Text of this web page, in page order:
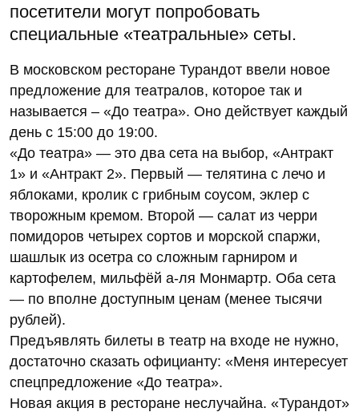
посетители могут попробовать
специальные «театральные» сеты.
В московском ресторане Турандот ввели новое
предложение для театралов, которое так и
называется – «До театра». Оно действует каждый
день с 15:00 до 19:00.
«До театра» — это два сета на выбор, «Антракт
1» и «Антракт 2». Первый — телятина с лечо и
яблоками, кролик с грибным соусом, эклер с
творожным кремом. Второй — салат из черри
помидоров четырех сортов и морской спаржи,
шашлык из осетра со сложным гарниром и
картофелем, мильфёй а-ля Монмартр. Оба сета
— по вполне доступным ценам (менее тысячи
рублей).
Предъявлять билеты в театр на входе не нужно,
достаточно сказать официанту: «Меня интересует
спецпредложение «До театра».
Новая акция в ресторане неслучайна. «Турандот»